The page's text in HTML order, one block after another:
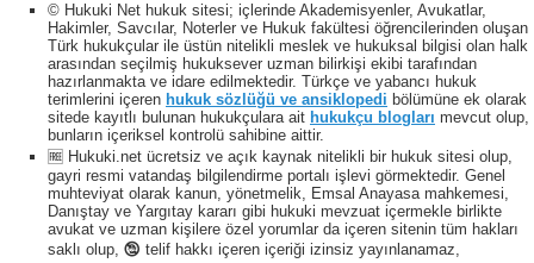
© Hukuki Net hukuk sitesi; içlerinde Akademisyenler, Avukatlar,
Hakimler, Savcılar, Noterler ve Hukuk fakültesi öğrencilerinden oluşan
Türk hukukçular ile üstün nitelikli meslek ve hukuksal bilgisi olan halk
arasından seçilmiş hukuksever uzman bilirkişi ekibi tarafından
hazırlanmakta ve idare edilmektedir. Türkçe ve yabancı hukuk
terimlerini içeren hukuk sözlüğü ve ansiklopedi bölümüne ek olarak
sitede kayıtlı bulunan hukukçulara ait hukukçu blogları mevcut olup,
bunların içeriksel kontrolü sahibine aittir.
🆓 Hukuki.net ücretsiz ve açık kaynak nitelikli bir hukuk sitesi olup,
gayri resmi vatandaş bilgilendirme portalı işlevi görmektedir. Genel
muhteviyat olarak kanun, yönetmelik, Emsal Anayasa mahkemesi,
Danıştay ve Yargıtay kararı gibi hukuki mevzuat içermekle birlikte
avukat ve uzman kişilere özel yorumlar da içeren sitenin tüm hakları
saklı olup, 🕲 telif hakkı içeren içeriği izinsiz yayınlanamaz,